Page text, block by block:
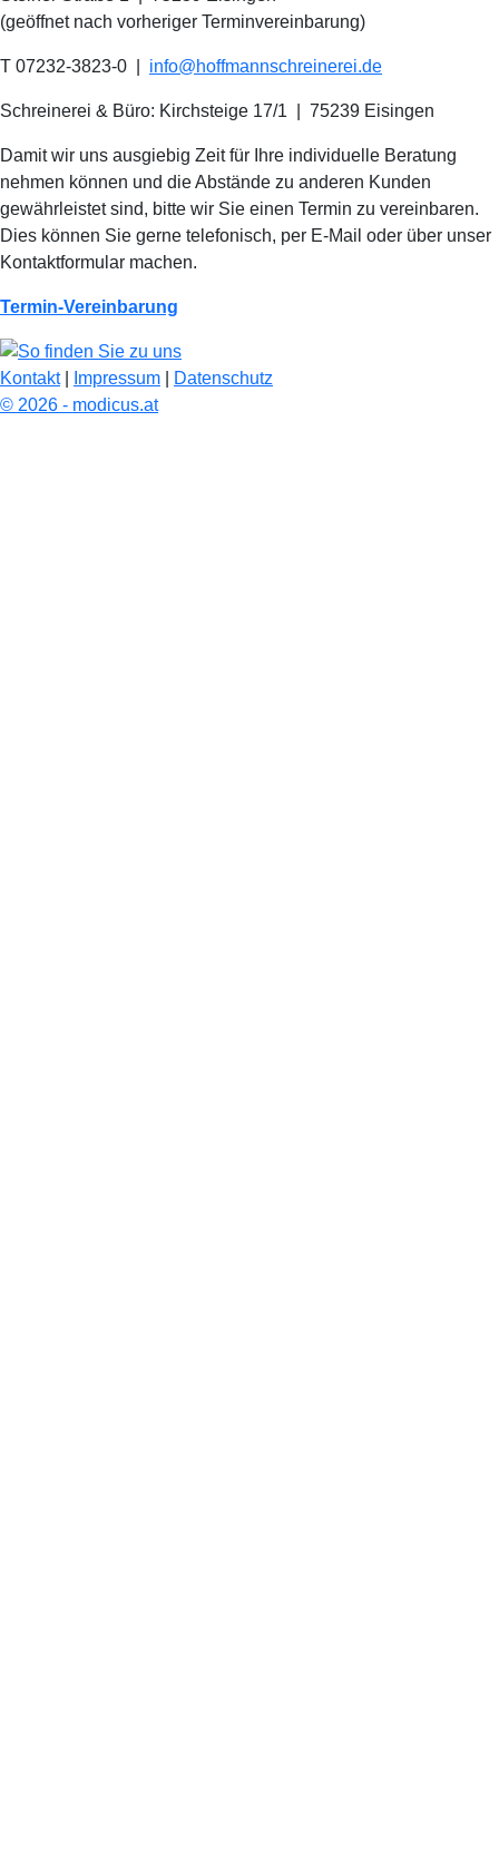
(geöffnet nach vorheriger Terminvereinbarung)
T 07232-3823-0 info@hoffmannschreinerei.de
Schreinerei & Büro: Kirchsteige 17/1 75239 Eisingen
Damit wir uns ausgiebig Zeit für Ihre individuelle Beratung
nehmen können und die Abstände zu anderen Kunden
gewährleistet sind, bitte wir Sie einen Termin zu vereinbaren.
Dies können Sie gerne telefonisch, per E-Mail oder über unser
Kontaktformular machen.
Termin-Vereinbarung
Kontakt| Impressum
Datenschutz
© 2026 - modicus.at